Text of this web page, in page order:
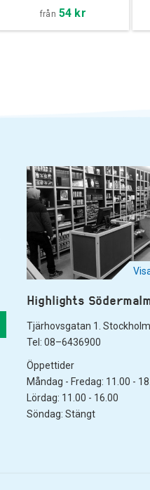
från 54 kr
Highlights
Tjärhovsgatan 1. Stockholm
Tel: 08–6436900
Öppettider
Måndag - Fredag: 11.00 -
Lördag: 11.00 - 16.00
Söndag: Stängt